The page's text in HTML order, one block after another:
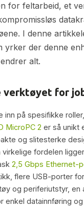
for feltarbeid, et
I denne
yrker der denne
alt.
verktøyet for
inn på spesifikke
MicroPC 2 er så unikt
og slitesterke
virkelige fordelen
2,5 Gbps Ethernet-
flere USB-porter
og periferiutstyr, en
enkel datainnføring